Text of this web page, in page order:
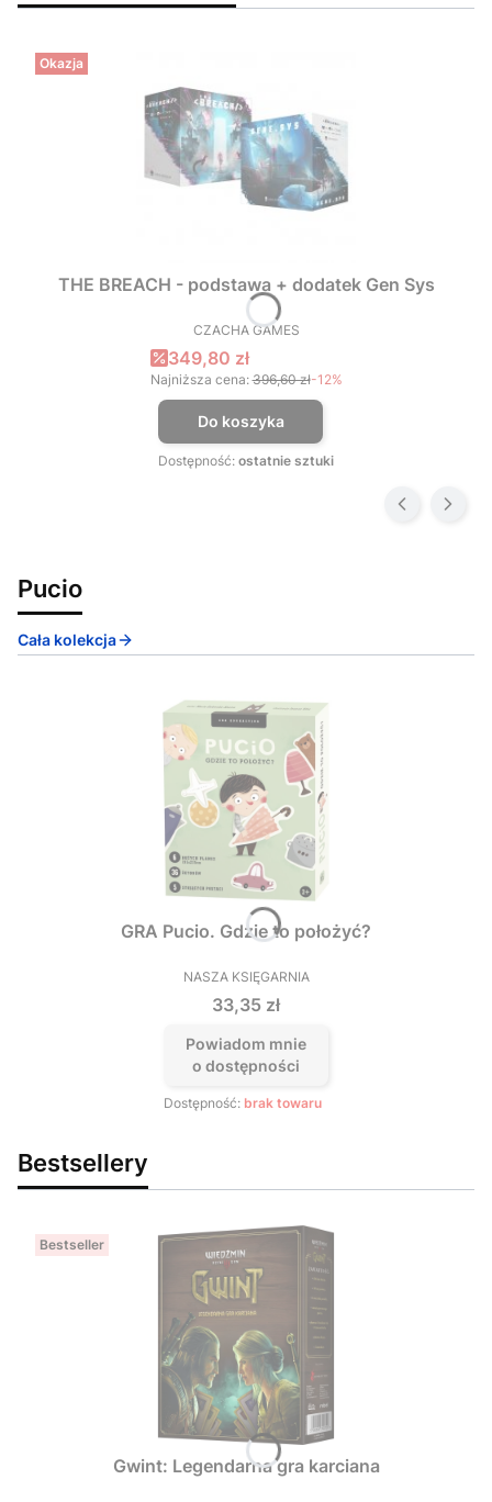
Okazja
THE BREACH - podstawa + dodatek Gen Sys
PRODUCENT
CZACHA GAMES
Cena promocyjna
349,80 zł
Najniższa cena: 396,60 zł-12%
Do koszyka
Dostępność: ostatnie sztuki
Pucio
Cała kolekcja
GRA Pucio. Gdzie to położyć?
PRODUCENT
NASZA KSIĘGARNIA
Cena
33,35 zł
Powiadom mnie
o dostępności
Dostępność: brak towaru
Bestsellery
Bestseller
Gwint: Legendarna gra karciana